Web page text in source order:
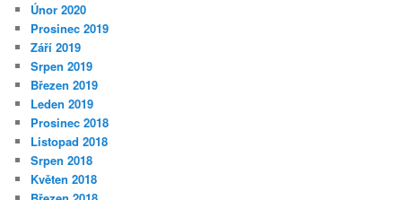
Únor 2020
Prosinec 2019
Září 2019
Srpen 2019
Březen 2019
Leden 2019
Prosinec 2018
Listopad 2018
Srpen 2018
Květen 2018